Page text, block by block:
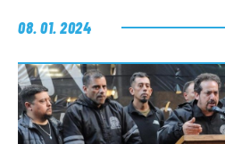
FUERA DE MEGÁFONO
EL LADO «G»
08. 01. 2024